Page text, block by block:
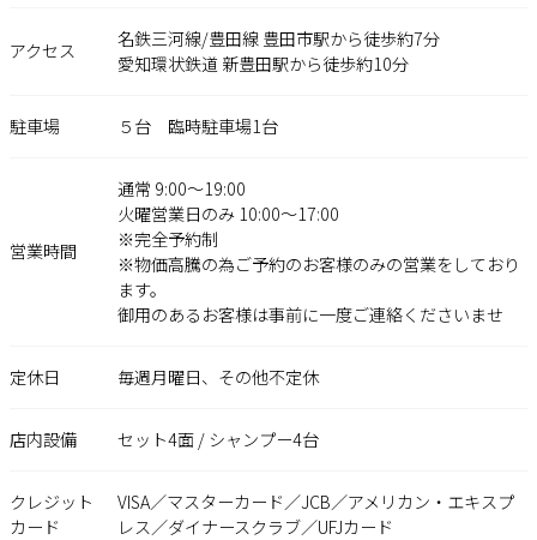
アクセス
名鉄三河線/豊田線 豊田市駅から徒歩約7分
愛知環状鉄道 新豊田駅から徒歩約10分
駐車場 ５台 臨時駐車場1台
営業時間
通常 9:00～19:00
火曜営業日のみ 10:00～17:00
※完全予約制
※物価高騰の為ご予約のお客様のみの営業をしており
ます。
御用のあるお客様は事前に一度ご連絡くださいませ
定休日 毎週月曜日、その他不定休
店内設備 セット4面 / シャンプー4台
クレジット
カード
VISA／マスターカード／JCB／アメリカン・エキスプ
レス／ダイナースクラブ／UFJカード